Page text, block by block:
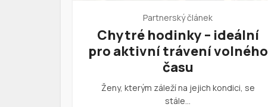
Partnerský článek
Chytré hodinky – ideální
pro aktivní trávení volného
času
Ženy, kterým záleží na jejich kondici, se
stále…